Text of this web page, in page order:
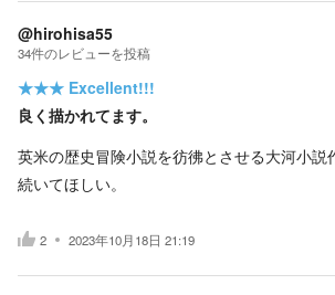
@hirohisa55
34件のレビューを投稿
★★★ Excellent!!!
良く描かれてます。
英米の歴史冒険小説を彷彿とさせる大河小説
続いてほしい。
2 2023年10月18日 21:19